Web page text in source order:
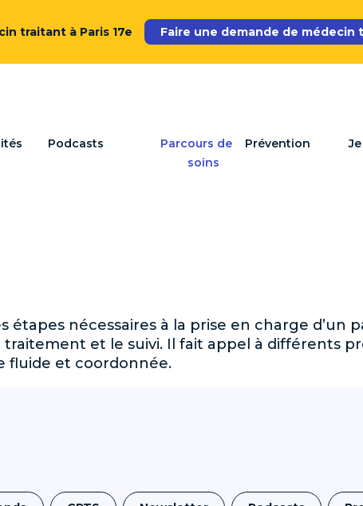
traitant à Paris 17e Faire une demande de médecin
Podcasts
Parcours de
soins
Prévention
étapes nécessaires à la prise en charge d’un
et le suivi. Il fait appel à différents
fluide et coordonnée.